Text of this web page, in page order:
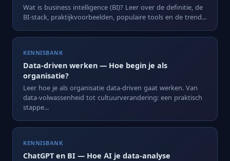
Wat is business intelligence (BI)? Leer over de definitie, de
BI-stack, praktijkvoorbeelden, populaire tools en de trend...
KENNISBANK
Data-driven werken — Hoe begin je als
organisatie?
Leer hoe je als organisatie data-driven gaat werken. Van
data-volwassenheid tot cultuurverandering: een praktisch
stappe...
KENNISBANK
ChatGPT en BI — Hoe AI je data-analyse